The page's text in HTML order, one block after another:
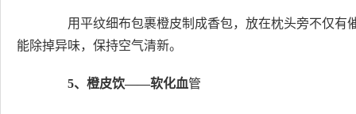
用平纹细布包裹橙皮制成香包，放在枕头旁不仅有
能除掉异味，保持空气清新。
5、橙皮饮——软化血管